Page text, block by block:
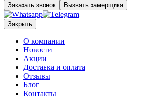
Заказать звонок Вызвать замерщика
Закрыть
О компании
Новости
Акции
Доставка и оплата
Отзывы
Блог
Контакты